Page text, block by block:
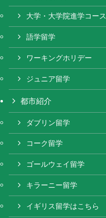
大学・大学院進学コース
語学留学
ワーキングホリデー
ジュニア留学
都市紹介
ダブリン留学
コーク留学
ゴールウェイ留学
キラーニー留学
イギリス留学はこちら